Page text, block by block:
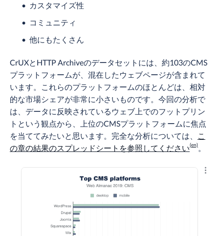
カスタマイズ性
コミュニティ
他にもたくさん
CrUXとHTTP Archiveのデータセットには、約103のCMS
プラットフォームが、混在したウェブページが含まれて
います。これらのプラットフォームのほとんどは、相対
的な市場シェアが非常に小さいものです。今回の分析で
は、データに反映されているウェブ上でのフットプリン
トという観点から、上位のCMSプラットフォームに焦点
を当ててみたいと思います。完全な分析については、
こ
の章の結果のスプレッドシートを参照してください
。
結